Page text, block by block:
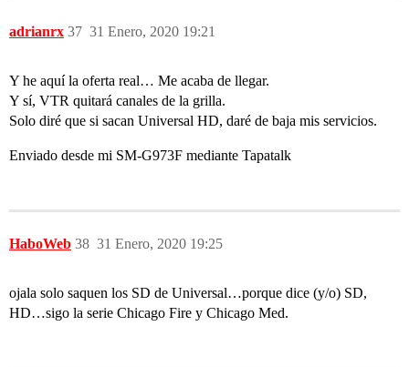
adrianrx 31 Enero, 2020 19:21
37
Y he aquí la oferta real… Me acaba de llegar.
Y sí, VTR quitará canales de la grilla.
Solo diré que si sacan Universal HD, daré de baja mis servicios.
Enviado desde mi SM-G973F mediante Tapatalk
HaboWeb 31 Enero, 2020 19:25
38
ojala solo saquen los SD de Universal…porque dice (y/o) SD,
HD…sigo la serie Chicago Fire y Chicago Med.